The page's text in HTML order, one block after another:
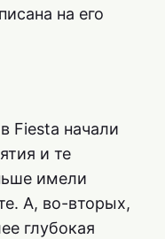
на его
Fiesta начали
и те
имели
А, во-вторых,
глубокая